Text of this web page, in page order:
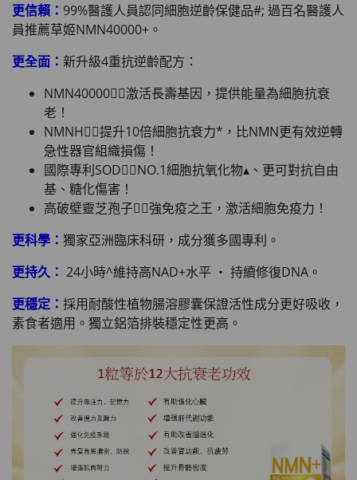
更信賴： 99%醫護人員認同細胞逆齡保健品#; 過百名醫護人
員推薦草姬NMN40000+。
更全面： 新升級4重抗逆齡配方：
NMN40000👉🏻激活長壽基因，提供能量為細胞抗衰
老！
NMNH👉🏻提升10倍細胞抗衰力*，比NMN更有效逆轉
急性器官組織損傷！
國際專利SOD👉🏻NO.1細胞抗氧化物▴、更可對抗自由
基、糖化傷害！
高破壁靈芝孢子👉🏻強免疫之王，激活細胞免疫力！
更科學： 獨家亞洲臨床科研，成分獲多國專利。
更持久： 24小時^維持高NAD+水平 ‧ 持續修復DNA。
更穩定： 採用耐酸性植物腸溶膠囊保證活性成分更好吸收，
素食者適用。獨立鋁箔排裝穩定性更高。